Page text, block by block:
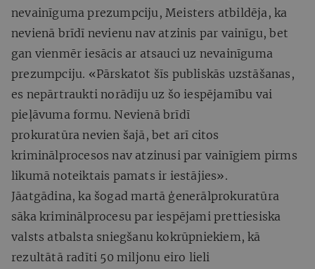
nevainīguma prezumpciju, Meisters atbildēja, ka
nevienā brīdī nevienu nav atzinis par vainīgu, bet
gan vienmēr iesācis ar atsauci uz nevainīguma
prezumpciju. «Pārskatot šīs publiskās uzstāšanas,
es nepārtraukti norādīju uz šo iespējamību vai
pieļāvuma formu. Nevienā brīdī
prokuratūra nevien šajā, bet arī citos
kriminālprocesos nav atzinusi par vainīgiem pirms
likumā noteiktais pamats ir iestājies».
Jāatgādina, ka šogad martā ģenerālprokuratūra
sāka kriminālprocesu par iespējami prettiesiska
valsts atbalsta sniegšanu kokrūpniekiem, kā
rezultātā radīti 50 miljonu eiro lieli